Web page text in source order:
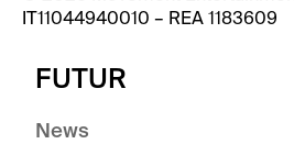
IT11044940010 – REA 1183609
FUTUR
News